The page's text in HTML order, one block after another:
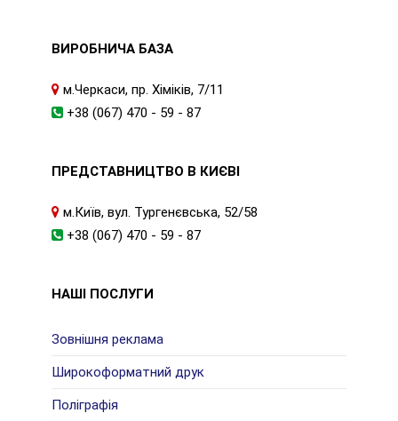
ВИРОБНИЧА БАЗА
м.Черкаси, пр. Хіміків, 7/11
+38 (067) 470 - 59 - 87
ПРЕДСТАВНИЦТВО В КИЄВІ
м.Київ, вул. Тургенєвська, 52/58
+38 (067) 470 - 59 - 87
НАШІ ПОСЛУГИ
Зовнішня реклама
Широкоформатний друк
Поліграфія